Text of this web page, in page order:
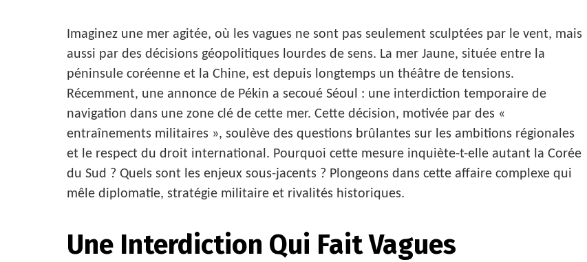
Imaginez une mer agitée, où les vagues ne sont pas seulement sculptées par le vent, mais
aussi par des décisions géopolitiques lourdes de sens. La mer Jaune, située entre la
péninsule coréenne et la Chine, est depuis longtemps un théâtre de tensions.
Récemment, une annonce de Pékin a secoué Séoul : une interdiction temporaire de
navigation dans une zone clé de cette mer. Cette décision, motivée par des «
entraînements militaires », soulève des questions brûlantes sur les ambitions régionales
et le respect du droit international. Pourquoi cette mesure inquiète-t-elle autant la Corée
du Sud ? Quels sont les enjeux sous-jacents ? Plongeons dans cette affaire complexe qui
mêle diplomatie, stratégie militaire et rivalités historiques.
Une Interdiction Qui Fait Vagues